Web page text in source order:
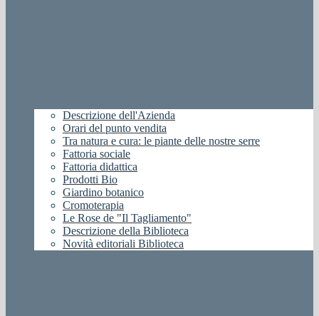
Descrizione dell'Azienda
Orari del punto vendita
Tra natura e cura: le piante delle nostre serre
Fattoria sociale
Fattoria didattica
Prodotti Bio
Giardino botanico
Cromoterapia
Le Rose de "Il Tagliamento"
Descrizione della Biblioteca
Novità editoriali Biblioteca